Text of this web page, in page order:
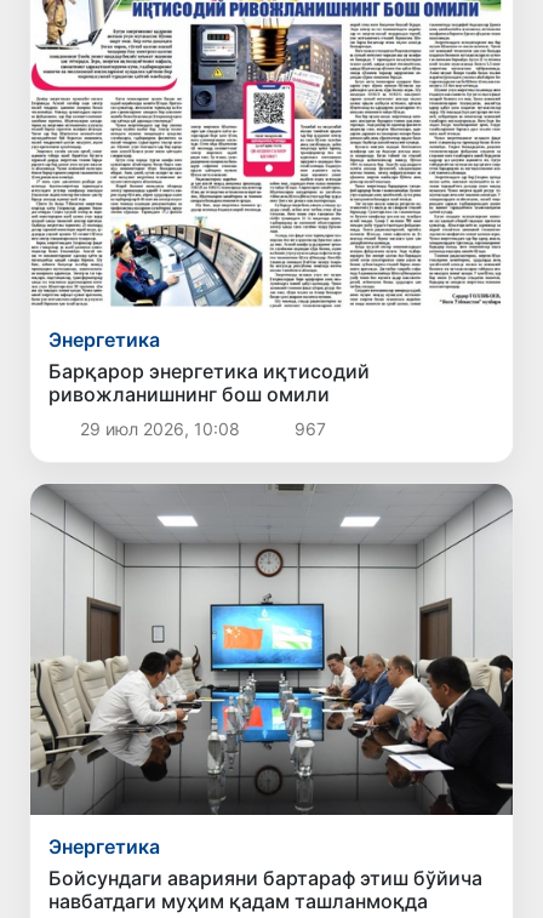
Энергетика
Барқарор энергетика иқтисодий
ривожланишнинг бош омили
29 июл 2026, 10:08 967
Энергетика
Бойсундаги аварияни бартараф этиш бўйича
навбатдаги муҳим қадам ташланмоқда